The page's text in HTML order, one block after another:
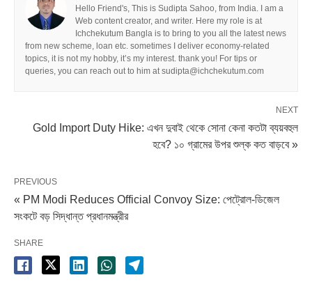
Hello Friend's, This is Sudipta Sahoo, from India. I am a
Web content creator, and writer. Here my role is at
Ichchekutum Bangla is to bring to you all the latest news
from new scheme, loan etc. sometimes I deliver economy-related
topics, it is not my hobby, it’s my interest. thank you! For tips or
queries, you can reach out to him at sudipta@ichchekutum.com
NEXT
Gold Import Duty Hike: এখন দুবাই থেকে সোনা কেনা কতটা ব্যয়বহুল
হবে? ১০ গ্রামের উপর শুল্ক কত বাড়বে »
PREVIOUS
« PM Modi Reduces Official Convoy Size: পেট্রোল-ডিজেল
সংকটে বড় সিদ্ধান্ত প্রধানমন্ত্রীর
SHARE